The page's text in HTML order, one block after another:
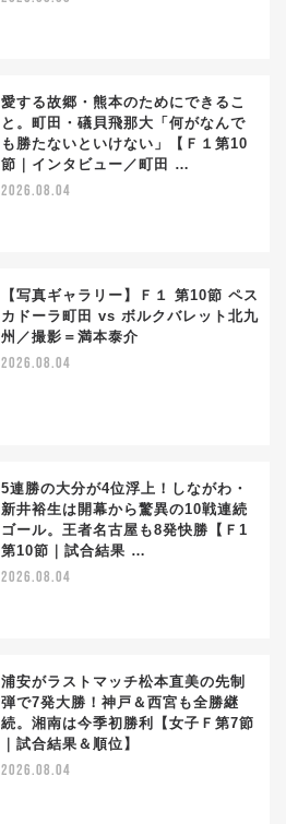
愛する故郷・熊本のためにできるこ
と。町田・礒貝飛那大「何がなんで
も勝たないといけない」【Ｆ１第10
節｜インタビュー／町田 …
2026.08.04
【写真ギャラリー】Ｆ１ 第10節 ペス
カドーラ町田 vs ボルクバレット北九
州／撮影＝満本泰介
2026.08.04
5連勝の大分が4位浮上！しながわ・
新井裕生は開幕から驚異の10戦連続
ゴール。王者名古屋も8発快勝【Ｆ1
第10節｜試合結果 …
2026.08.04
浦安がラストマッチ松本直美の先制
弾で7発大勝！神戸＆西宮も全勝継
続。湘南は今季初勝利【女子Ｆ第7節
｜試合結果＆順位】
2026.08.04